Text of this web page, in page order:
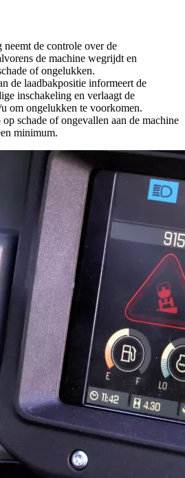
de controle over de
de machine wegrijdt en
of ongelukken.
de laadbakpositie informeert de
inschakeling en verlaagt de
om ongelukken te voorkomen.
schade of ongevallen aan de machine
minimum.